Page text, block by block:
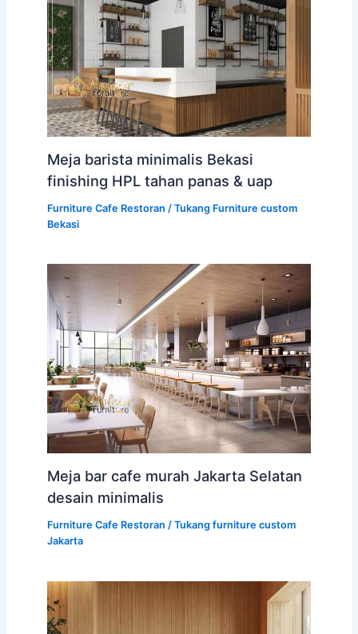
Meja barista minimalis Bekasi
finishing HPL tahan panas & uap
Furniture Cafe Restoran / Tukang Furniture custom
Bekasi
Meja bar cafe murah Jakarta Selatan
desain minimalis
Furniture Cafe Restoran / Tukang furniture custom
Jakarta